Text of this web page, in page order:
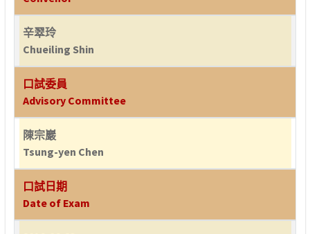
辛翠玲
Chueiling Shin
口試委員
Advisory Committee
陳宗巖
Tsung-yen Chen
口試日期
Date of Exam